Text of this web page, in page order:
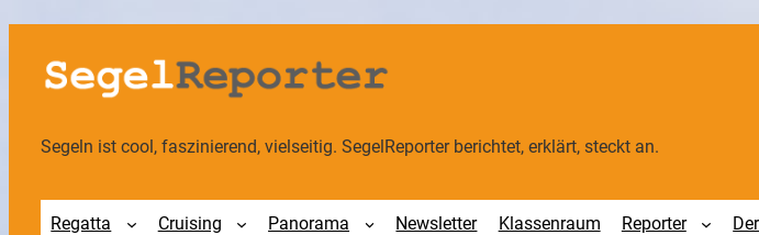
Zum
Inhalt
springen
Segeln ist cool, faszinierend, vielseitig. SegelReporter berichtet, erklärt, steckt an.
Regatta Cruising Panorama Newsletter Klassenraum Reporter